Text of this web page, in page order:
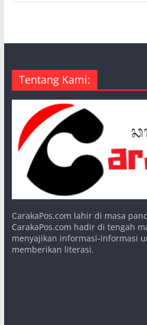
Tentang Kami:
CarakaPos.com lahir di masa
CarakaPos.com hadir di tengah
menyajikan informasi-informasi
memberikan literasi.